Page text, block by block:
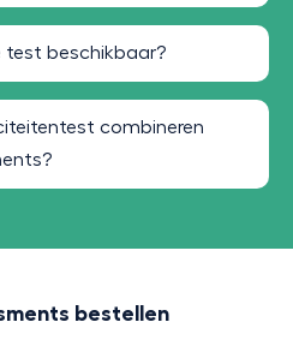
test beschikbaar?
combineren
bestellen